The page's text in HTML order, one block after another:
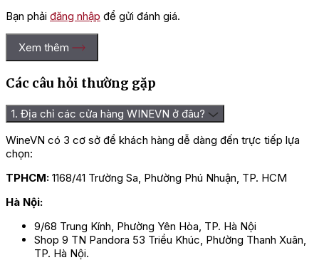
Bạn phải đăng nhập để gửi đánh giá.
Xem thêm
Các câu hỏi thường gặp
1. Địa chỉ các cửa hàng WINEVN ở đâu?
WineVN có 3 cơ sở để khách hàng dễ dàng đến trực tiếp lựa
chọn:
TPHCM: 1168/41 Trường Sa, Phường Phú Nhuận, TP. HCM
Hà Nội:
9/68 Trung Kính, Phường Yên Hòa, TP. Hà Nội
Shop 9 TN Pandora 53 Triều Khúc, Phường Thanh Xuân,
TP. Hà Nội.